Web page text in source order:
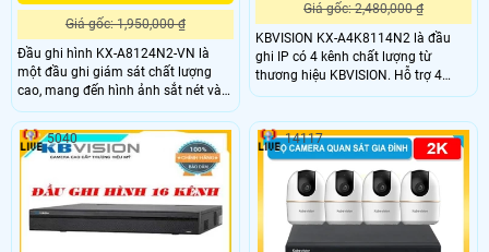
Giá gốc: 1,950,000 ₫
Đầu ghi hình KX-A8124N2-VN là
một đầu ghi giám sát chất lượng
cao, mang đến hình ảnh sắt nét và
siêu sắt nét Ultra 4k với độ phân giải
lên đến 8MP. Đặc biệt, Đầu ghi có
khả năng xem được ban đêm giúp
quan sát trong mọi điều kiện ánh
sáng với 1 HDD đầu ghi cung cấp
không gian lưu trữ dữ liệu phù hợp
Giá gốc: 2,480,000 ₫
KBVISION KX-A4K8114N2 là đầu
ghi IP có 4 kênh chất lượng từ
thương hiệu KBVISION. Hỗ trợ 4
kênh IP độ phân giải lên đến 12Mp
trợ kết nối với camera cũa các hãng
khác như: Arecont Vision, AXIS,
Bosch, Brickcom, Canon, CP Plus,
Dynacolor, Honeywell, Panasonic,
Pelco, Samsung, Sanyo, Sony,
Videosec, Vivotek,
5040 14117